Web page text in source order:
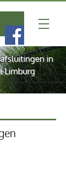
in
Limburg